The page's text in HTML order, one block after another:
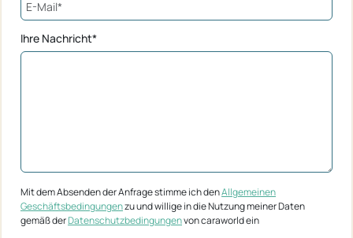
Ihre Nachricht*
Mit dem Absenden der Anfrage stimme ich denAllgemeinen
Geschäftsbedingungenzu und willige in die Nutzung meiner Daten
gemäß derDatenschutzbedingungenvon caraworld ein